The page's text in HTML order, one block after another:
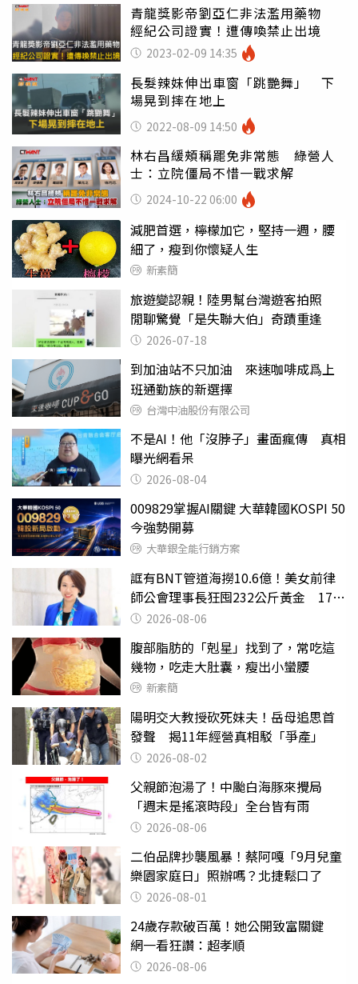
青龍獎影帝劉亞仁非法濫用藥物
經紀公司證實！遭傳喚禁止出境
2023-02-09 14:35
長髮辣妹伸出車窗「跳艷舞」 下
場晃到摔在地上
2022-08-09 14:50
林右昌緩頰稱罷免非常態 綠營人
士：立院僵局不惜一戰求解
2024-10-22 06:00
減肥首選，檸檬加它，堅持一週，腰
細了，瘦到你懷疑人生
新素簡
旅遊變認親！陸男幫台灣遊客拍照
閒聊驚覺「是失聯大伯」奇蹟重逢
2026-07-18
到加油站不只加油 來速咖啡成爲上
班通勤族的新選擇
台灣中油股份有限公司
不是AI！他「沒脖子」畫面瘋傳 真相
曝光網看呆
2026-08-04
009829掌握AI關鍵 大華韓國KOSPI 50
今強勢開募
大華銀全能行銷方案
誆有BNT管道海撈10.6億！美女前律
師公會理事長狂囤232公斤黃金 17人
遭起訴
2026-08-06
腹部脂肪的「剋星」找到了，常吃這
幾物，吃走大肚囊，瘦出小蠻腰
新素簡
陽明交大教授砍死妹夫！岳母追思首
發聲 揭11年經營真相駁「爭產」
2026-08-02
父親節泡湯了！中颱白海豚來攪局
「週末是搖滾時段」全台皆有雨
2026-08-06
二伯品牌抄襲風暴！蔡阿嘎「9月兒童
樂園家庭日」照辦嗎？北捷鬆口了
2026-08-01
24歲存款破百萬！她公開致富關鍵
網一看狂讚：超孝順
2026-08-06